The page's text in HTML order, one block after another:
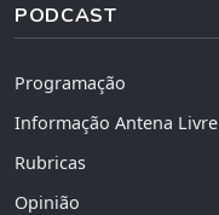
PODCAST
Programação
Informação Antena Livre
Rubricas
Opinião